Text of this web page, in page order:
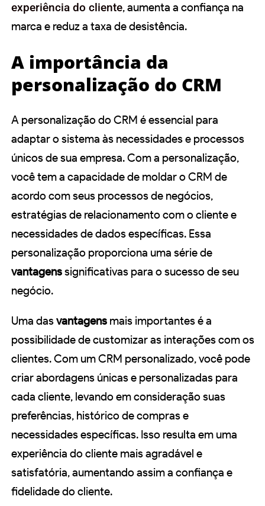
experiência do cliente, aumenta a confiança na
marca e reduz a taxa de desistência.
A importância da
personalização do CRM
A personalização do CRM é essencial para
adaptar o sistema às necessidades e processos
únicos de sua empresa. Com a personalização,
você tem a capacidade de moldar o CRM de
acordo com seus processos de negócios,
estratégias de relacionamento com o cliente e
necessidades de dados específicas. Essa
personalização proporciona uma série de
vantagenssignificativas para o sucesso de seu
negócio.
Uma dasvantagens mais importantes é a
possibilidade de customizar as interações com os
clientes. Com um CRM personalizado, você pode
criar abordagens únicas e personalizadas para
cada cliente, levando em consideração suas
preferências, histórico de compras e
necessidades específicas. Isso resulta em uma
experiência do cliente mais agradável e
satisfatória, aumentando assim a confiança e
fidelidade do cliente.